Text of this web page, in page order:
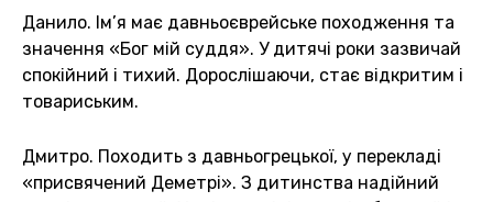
Данило. Ім’я має давньоєврейське походження та
значення «Бог мій суддя». У дитячі роки зазвичай
спокійний і тихий. Дорослішаючи, стає відкритим і
товариським.
Дмитро. Походить з давньогрецької, у перекладі
«присвячений Деметрі». З дитинства надійний